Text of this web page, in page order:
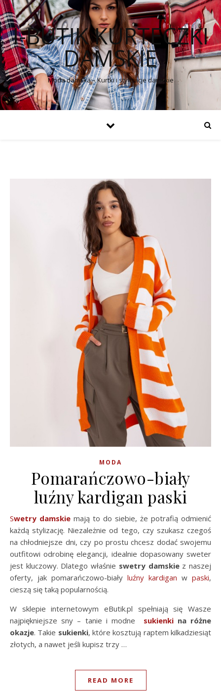
I-BUTIK KURTECZKI
DAMSKIE
Moda damska – Kurtki i stylizacje damskie
MODA
Pomarańczowo-biały
luźny kardigan paski
Swetry damskie mają to do siebie, że potrafią odmienić
każdą stylizację. Niezależnie od tego, czy szukasz czegoś
na chłodniejsze dni, czy po prostu chcesz dodać swojemu
outfitowi odrobinę elegancji, idealnie dopasowany sweter
jest kluczowy. Dlatego właśnie swetry damskiez naszej
oferty, jak pomarańczowo-biały luźny kardigan w paski,
cieszą się taką popularnością.
W sklepie internetowym eButik.pl spełniają się Wasze
najpiękniejsze sny – tanie i modne sukienkina różne
okazje. Takie sukienki, które kosztują raptem kilkadziesiąt
złotych, a nawet jeśli kupisz trzy …
READ MORE